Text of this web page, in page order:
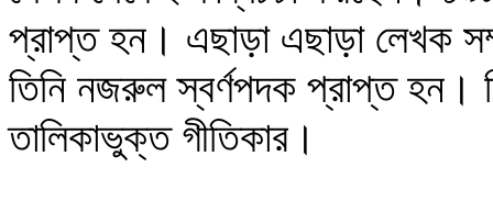
প্রাপ্ত হন। এছাড়া এছাড়া লেখক
তিনি নজরুল স্বর্ণপদক প্রাপ্ত হন।
তালিকাভুক্ত গীতিকার।